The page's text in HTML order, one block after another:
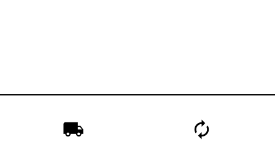
local_shipping autorenew